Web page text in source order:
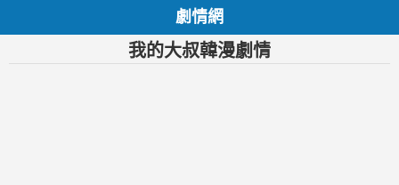
劇情網
我的大叔韓漫劇情